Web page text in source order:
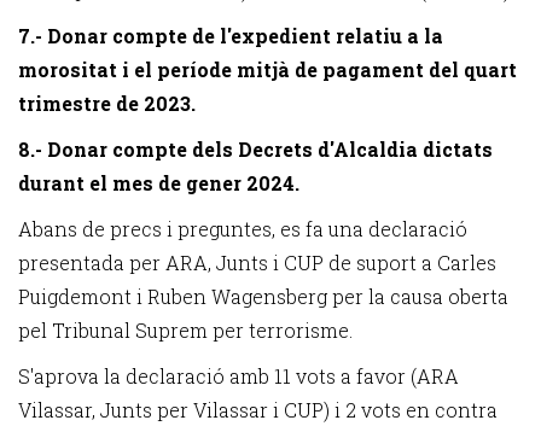
7.- Donar compte de l'expedient relatiu a la
morositat i el període mitjà de pagament del quart
trimestre de 2023.
8.- Donar compte dels Decrets d'Alcaldia dictats
durant el mes de gener 2024.
Abans de precs i preguntes, es fa una declaració
presentada per ARA, Junts i CUP de suport a Carles
Puigdemont i Ruben Wagensberg per la causa oberta
pel Tribunal Suprem per terrorisme.
S'aprova la declaració amb 11 vots a favor (ARA
Vilassar, Junts per Vilassar i CUP) i 2 vots en contra